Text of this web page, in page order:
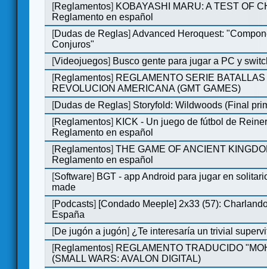
[Reglamentos] KOBAYASHI MARU: A TEST OF
Reglamento en español
[Dudas de Reglas]Advanced Heroquest:
Conjuros"
[Videojuegos] Busco gente para jugar a PC y
[Reglamentos] REGLAMENTO SERIE
REVOLUCION AMERICANA (GMT GAMES)
[Dudas de Reglas] Storyfold: Wildwoods (Final
[Reglamentos] KICK - Un juego de fútbol de
Reglamento en español
[Reglamentos]THE GAME OF ANCIENT
Reglamento en español
[Software] BGT - app Android para jugar en
made
[Podcasts] [Condado Meeple] 2x33 (57):
España
[De jugón a jugón] ¿Te interesaría un trivial
[Reglamentos] REGLAMENTO TRADUCIDO
(SMALL WARS: AVALON DIGITAL)